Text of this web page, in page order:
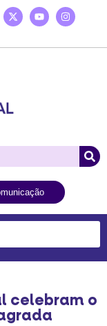
celebram o